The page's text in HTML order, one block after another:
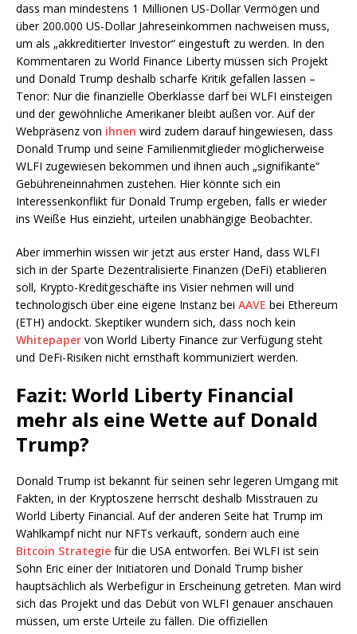
dass man mindestens 1 Millionen US-Dollar Vermögen und
über 200.000 US-Dollar Jahreseinkommen nachweisen muss,
um als „akkreditierter Investor“ eingestuft zu werden. In den
Kommentaren zu World Finance Liberty müssen sich Projekt
und Donald Trump deshalb scharfe Kritik gefallen lassen –
Tenor: Nur die finanzielle Oberklasse darf bei WLFI einsteigen
und der gewöhnliche Amerikaner bleibt außen vor. Auf der
Webpräsenz von ihnen wird zudem darauf hingewiesen, dass
Donald Trump und seine Familienmitglieder möglicherweise
WLFI zugewiesen bekommen und ihnen auch „signifikante“
Gebühreneinnahmen zustehen. Hier könnte sich ein
Interessenkonflikt für Donald Trump ergeben, falls er wieder
ins Weiße Hus einzieht, urteilen unabhängige Beobachter.
Aber immerhin wissen wir jetzt aus erster Hand, dass WLFI
sich in der Sparte Dezentralisierte Finanzen (DeFi) etablieren
soll, Krypto-Kreditgeschäfte ins Visier nehmen will und
technologisch über eine eigene Instanz bei AAVE bei Ethereum
(ETH) andockt. Skeptiker wundern sich, dass noch kein
Whitepaper von World Liberty Finance zur Verfügung steht
und DeFi-Risiken nicht ernsthaft kommuniziert werden.
Fazit: World Liberty Financial
mehr als eine Wette auf Donald
Trump?
Donald Trump ist bekannt für seinen sehr legeren Umgang mit
Fakten, in der Kryptoszene herrscht deshalb Misstrauen zu
World Liberty Financial. Auf der anderen Seite hat Trump im
Wahlkampf nicht nur NFTs verkauft, sondern auch eine
Bitcoin Strategie für die USA entworfen. Bei WLFI ist sein
Sohn Eric einer der Initiatoren und Donald Trump bisher
hauptsächlich als Werbefigur in Erscheinung getreten. Man wird
sich das Projekt und das Debüt von WLFI genauer anschauen
müssen, um erste Urteile zu fällen. Die offiziellen